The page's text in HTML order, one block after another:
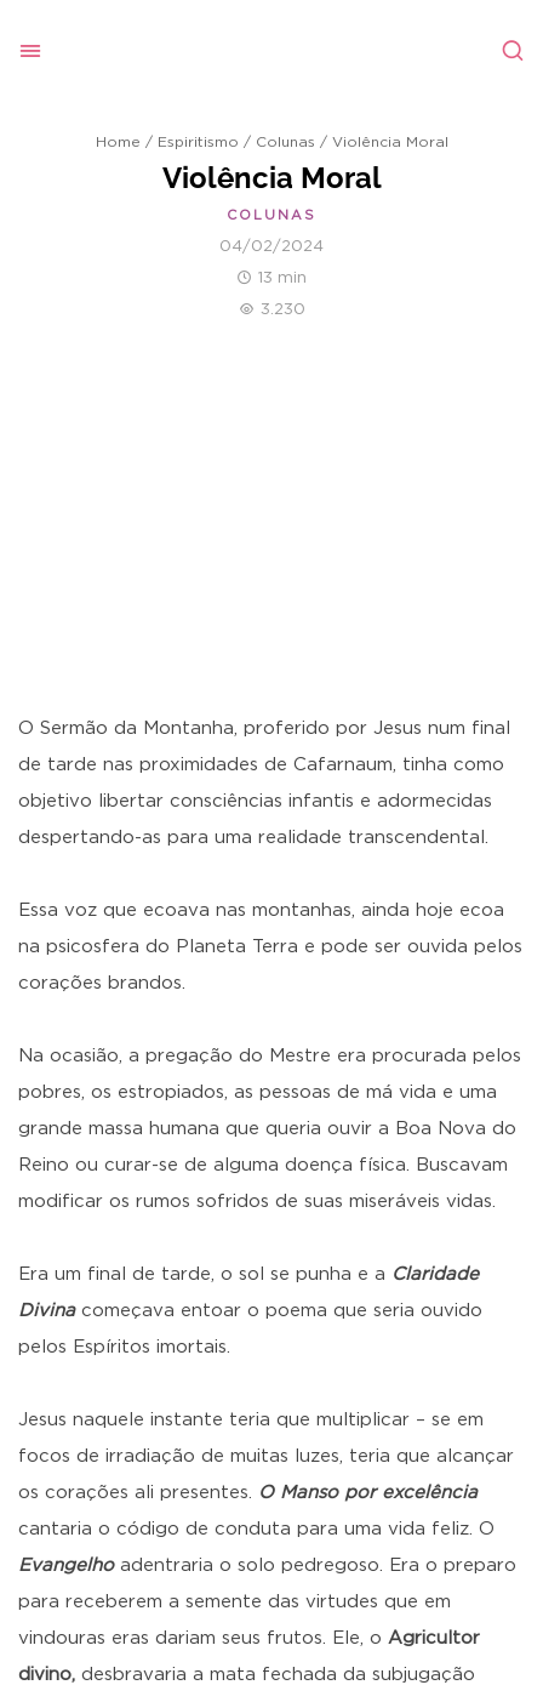
Home / Espiritismo / Colunas / Violência Moral
Violência Moral
COLUNAS
04/02/2024
13 min
3.230
O Sermão da Montanha, proferido por Jesus num final
de tarde nas proximidades de Cafarnaum, tinha como
objetivo libertar consciências infantis e adormecidas
despertando-as para uma realidade transcendental.
Essa voz que ecoava nas montanhas, ainda hoje ecoa
na psicosfera do Planeta Terra e pode ser ouvida pelos
corações brandos.
Na ocasião, a pregação do Mestre era procurada pelos
pobres, os estropiados, as pessoas de má vida e uma
grande massa humana que queria ouvir a Boa Nova do
Reino ou curar-se de alguma doença física. Buscavam
modificar os rumos sofridos de suas miseráveis vidas.
Era um final de tarde, o sol se punha e a Claridade
Divinacomeçava entoar o poema que seria ouvido
pelos Espíritos imortais.
Jesus naquele instante teria que multiplicar – se em
focos de irradiação de muitas luzes, teria que alcançar
os corações ali presentes. O Manso por excelência
cantaria o código de conduta para uma vida feliz. O
Evangelho adentraria o solo pedregoso. Era o preparo
para receberem a semente das virtudes que em
vindouras eras dariam seus frutos. Ele, o Agricultor
divino, desbravaria a mata fechada da subjugação